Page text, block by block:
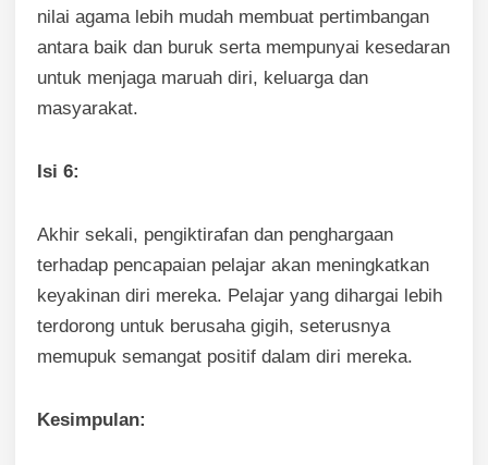
nilai agama lebih mudah membuat pertimbangan
antara baik dan buruk serta mempunyai kesedaran
untuk menjaga maruah diri, keluarga dan
masyarakat.
Isi 6:
Akhir sekali, pengiktirafan dan penghargaan
terhadap pencapaian pelajar akan meningkatkan
keyakinan diri mereka. Pelajar yang dihargai lebih
terdorong untuk berusaha gigih, seterusnya
memupuk semangat positif dalam diri mereka.
Kesimpulan: